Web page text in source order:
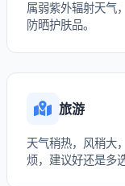
属弱紫外辐射天气
防晒护肤品。
旅游
天气稍热，风稍大
烦，建议好还是多